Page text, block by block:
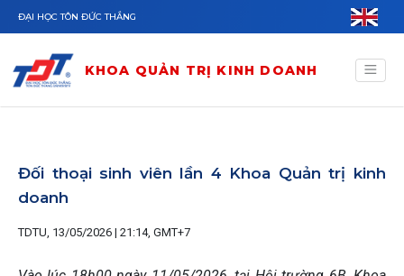
Nhảy đến nội dung
ĐẠI HỌC TÔN ĐỨC THẮNG
KHOA QUẢN TRỊ KINH DOANH
Đối thoại sinh viên lần 4 Khoa Quản trị kinh
doanh
TDTU, 13/05/2026 | 21:14, GMT+7